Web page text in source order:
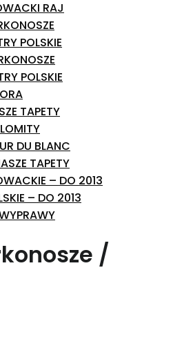
RAJ
POLSKIE
POLSKIE
TAPETY
DU BLANC
TAPETY
– DO 2013
– DO 2013
/